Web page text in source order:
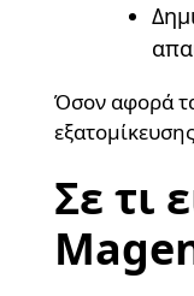
Όσον αφορά
Σε τι